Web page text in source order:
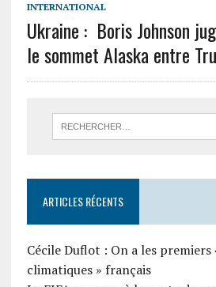
INTERNATIONAL
Ukraine : Boris Johnson
le sommet Alaska entre
ARTICLES RÉCENTS
Cécile Duflot : On a les premiers
climatiques » français